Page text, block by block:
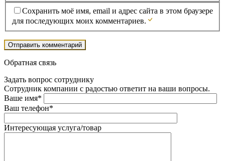
Сохранить моё имя, email и адрес сайта в этом браузере
для последующих моих комментариев.
Обратная связь
Задать вопрос сотруднику
Сотрудник компании с радостью ответит на ваши вопросы.
Ваше имя*
Ваш телефон*
Интересующая услуга/товар